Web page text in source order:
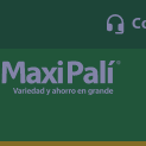
Olla Haus